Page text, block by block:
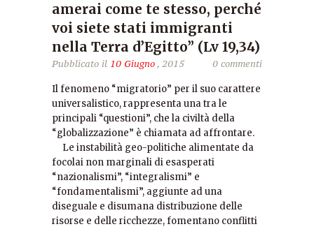
amerai come te stesso, perché
voi siete stati immigranti
nella Terra d’Egitto” (Lv 19,34)
Pubblicato il 10 Giugno, 2015 0 commenti
Il fenomeno “migratorio” per il suo carattere
universalistico, rappresenta una tra le
principali “questioni”, che la civiltà della
“globalizzazione” è chiamata ad affrontare.
Le instabilità geo-politiche alimentate da
focolai non marginali di esasperati
“nazionalismi”, “integralismi” e
“fondamentalismi”, aggiunte ad una
diseguale e disumana distribuzione delle
risorse e delle ricchezze, fomentano conflitti